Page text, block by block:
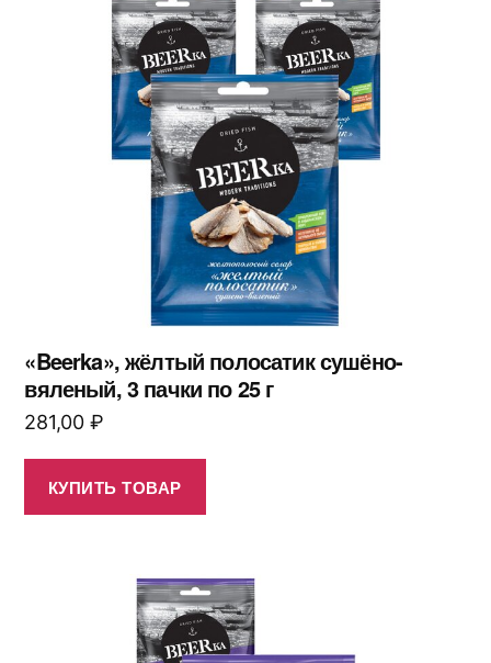
«Beerka», жёлтый полосатик сушёно-
вяленый, 3 пачки по 25 г
281,00 ₽
КУПИТЬ ТОВАР